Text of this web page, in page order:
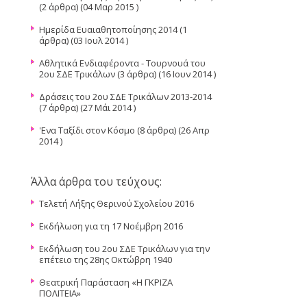
(2 άρθρα) (04 Μαρ 2015 )
Ημερίδα Ευαιαθητοποίησης 2014(1
άρθρα) (03 Ιουλ 2014 )
Αθλητικά Ενδιαφέροντα - Τουρνουά του
2ου ΣΔΕ Τρικάλων (3 άρθρα) (16 Ιουν 2014 )
Δράσεις του 2ου ΣΔΕ Τρικάλων 2013-2014
(7 άρθρα) (27 Μάι 2014 )
'Ενα Ταξίδι στον Κόσμο (8 άρθρα) (26 Απρ
2014 )
Άλλα άρθρα του τεύχους:
Τελετή Λήξης Θερινού Σχολείου 2016
Εκδήλωση για τη 17 Νοέμβρη 2016
Εκδήλωση του 2ου ΣΔΕ Τρικάλων για την
επέτειο της 28ης Οκτώβρη 1940
Θεατρική Παράσταση «Η ΓΚΡΙΖΑ
ΠΟΛΙΤΕΙΑ»